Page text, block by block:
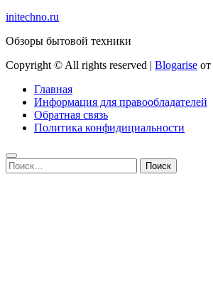
initechno.ru
Обзоры бытовой техники
Copyright © All rights reserved | Blogarise от
Главная
Информация для правообладателей
Обратная связь
Политика конфидициальности
Найти: